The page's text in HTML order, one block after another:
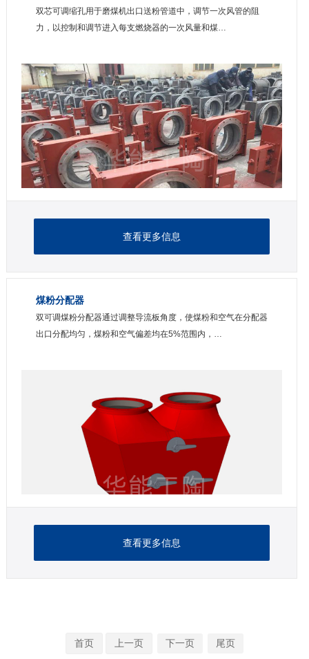
双芯可调缩孔用于磨煤机出口送粉管道中，调节一次风管的阻
力，以控制和调节进入每支燃烧器的一次风量和煤…
查看更多信息
煤粉分配器
双可调煤粉分配器通过调整导流板角度，使煤粉和空气在分配器
出口分配均匀，煤粉和空气偏差均在5%范围内，…
查看更多信息
首页 上一页 下一页 尾页